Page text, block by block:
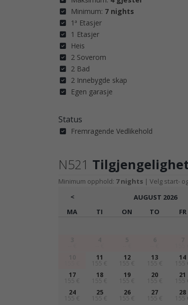
Minimum: 7 nights
1ª Etasjer
1 Etasjer
Heis
2 Soverom
2 Bad
2 Innebygde skap
Egen garasje
Status
Fremragende Vedlikehold
N521
Minimum opphold: 7 nights | Velg start-
<
AUGUST 2026
MA
TI ON TO FR
11
155 €
12
155 €
13
155 €
14
155 €
17
155 €
18
155 €
19
155 €
20
155 €
21
155 €
24
155 €
25
155 €
26
155 €
27
155 €
28
155 €